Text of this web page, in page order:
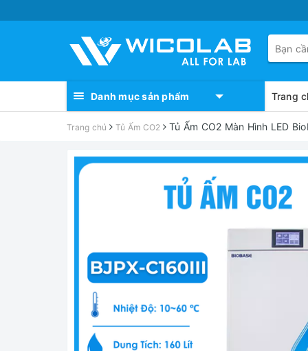
Danh mục sản phẩm Trang
Trang chủ Tủ Ấm CO2 Tủ Ấm CO2 Màn Hình LED